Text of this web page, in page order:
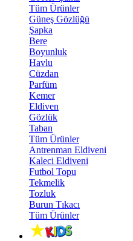
Tüm Ürünler
Güneş Gözlüğü
Şapka
Bere
Boyunluk
Havlu
Cüzdan
Parfüm
Kemer
Eldiven
Gözlük
Taban
Tüm Ürünler
Antrenman Eldiveni
Kaleci Eldiveni
Futbol Topu
Tekmelik
Tozluk
Burun Tıkacı
Tüm Ürünler